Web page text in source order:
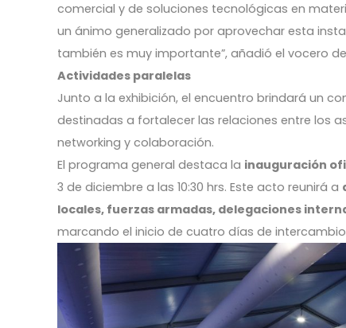
comercial y de soluciones tecnológicas en
un ánimo generalizado por aprovechar esta
también es muy importante”, añadió el vocero
Actividades paralelas
Junto a la exhibición, el encuentro brindará un
destinadas a fortalecer las relaciones entre los
networking y colaboración.
El programa general destaca la inauguración
3 de diciembre a las 10:30 hrs. Este acto reunirá a
locales, fuerzas armadas, delegaciones
marcando el inicio de cuatro días de